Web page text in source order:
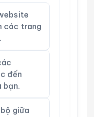
các trang
đến
bạn.
giữa